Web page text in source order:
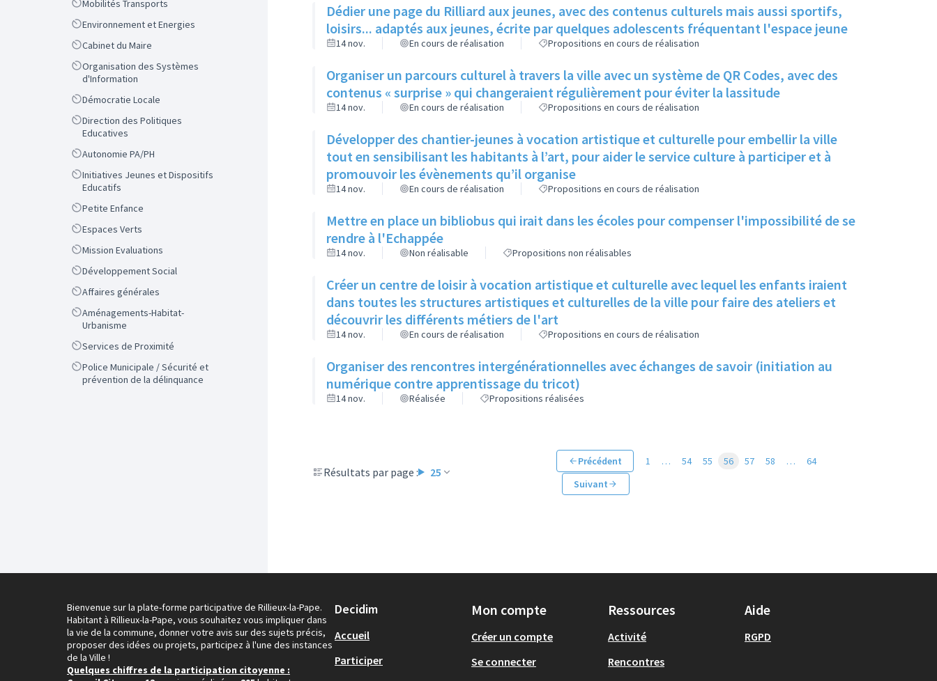
ScopeMobilités Transports
ScopeEnvironnement et Energies
ScopeCabinet du Maire
Scope
Organisation des Systèmes
d'Information
ScopeDémocratie Locale
Scope
Direction des Politiques
Educatives
ScopeAutonomie PA/PH
Scope
Initiatives Jeunes et Dispositifs
Educatifs
ScopePetite Enfance
ScopeEspaces Verts
ScopeMission Evaluations
ScopeDéveloppement Social
ScopeAffaires générales
Scope
Aménagements-Habitat-
Urbanisme
ScopeServices de Proximité
Scope
Police Municipale / Sécurité et
prévention de la délinquance
Dédier une page du Rilliard aux jeunes, avec des contenus culturels mais aussi sportifs,
loisirs... adaptés aux jeunes, écrite par quelques adolescents fréquentant l'espace jeune
14 nov. En cours de réalisation Propositions en cours de réalisation
Organiser un parcours culturel à travers la ville avec un système de QR Codes, avec des
contenus « surprise » qui changeraient régulièrement pour éviter la lassitude
14 nov. En cours de réalisation Propositions en cours de réalisation
Développer des chantier-jeunes à vocation artistique et culturelle pour embellir la ville
tout en sensibilisant les habitants à l’art, pour aider le service culture à participer et à
promouvoir les évènements qu’il organise
14 nov. En cours de réalisation Propositions en cours de réalisation
Mettre en place un bibliobus qui irait dans les écoles pour compenser l'impossibilité de se
rendre à l'Echappée
14 nov. Non réalisable Propositions non réalisables
Créer un centre de loisir à vocation artistique et culturelle avec lequel les enfants iraient
dans toutes les structures artistiques et culturelles de la ville pour faire des ateliers et
découvrir les différents métiers de l'art
14 nov. En cours de réalisation Propositions en cours de réalisation
Organiser des rencontres intergénérationnelles avec échanges de savoir (initiation au
numérique contre apprentissage du tricot)
14 nov. Réalisée Propositions réalisées
Résultats par page : 25
Précédent 1 … 54 55 56 57 58 …
64
Suivant
Bienvenue sur la plate-forme participative de Rillieux-la-Pape.
Habitant à Rillieux-la-Pape, vous souhaitez vous impliquer dans
la vie de la commune, donner votre avis sur des sujets précis,
proposer des idées ou projets, participez à l'une des instances
de la Ville !
Quelques chiffres de la participation citoyenne :
Decidim
Accueil
Participer
Mon compte
Créer un compte
Se connecter
Ressources
Activité
Rencontres
Aide
RGPD